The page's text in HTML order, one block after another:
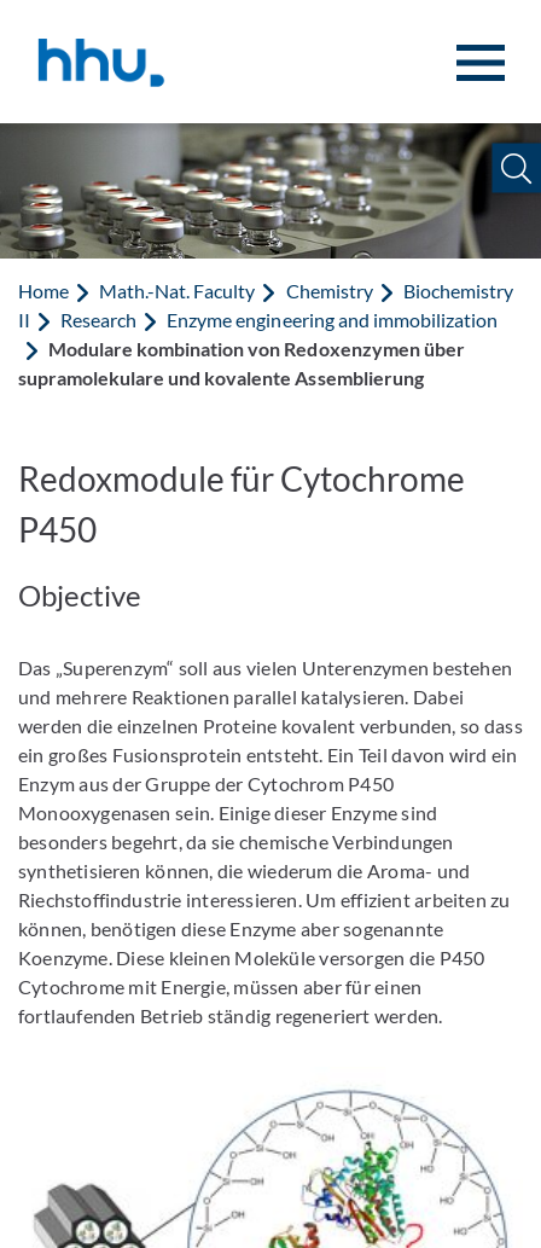
Home Math.-Nat. Faculty Chemistry
Biochemistry
II
Research
Enzyme engineering and immobilization
Modulare kombination von Redoxenzymen über
supramolekulare und kovalente Assemblierung
Redoxmodule für Cytochrome
P450
Objective
Das „Superenzym“ soll aus vielen Unterenzymen bestehen
und mehrere Reaktionen parallel katalysieren. Dabei
werden die einzelnen Proteine kovalent verbunden, so dass
ein großes Fusionsprotein entsteht. Ein Teil davon wird ein
Enzym aus der Gruppe der Cytochrom P450
Monooxygenasen sein. Einige dieser Enzyme sind
besonders begehrt, da sie chemische Verbindungen
synthetisieren können, die wiederum die Aroma- und
Riechstoffindustrie interessieren. Um effizient arbeiten zu
können, benötigen diese Enzyme aber sogenannte
Koenzyme. Diese kleinen Moleküle versorgen die P450
Cytochrome mit Energie, müssen aber für einen
fortlaufenden Betrieb ständig regeneriert werden.